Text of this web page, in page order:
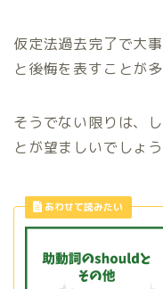
仮定法過去完了で大
と後悔を表すことが
そうでない限りは、
とが望ましいでしょう